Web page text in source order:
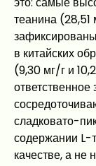
теанина
в китайских
(9,30 мг/г и
сладковато-
содержании L-
качестве, а не